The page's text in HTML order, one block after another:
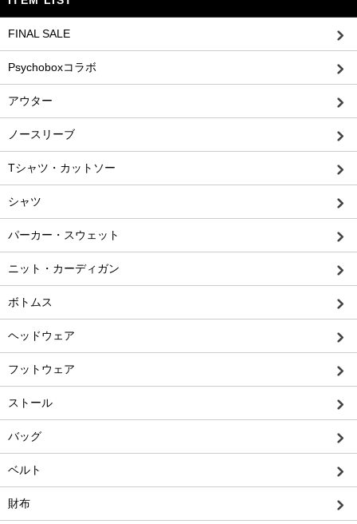
FINAL SALE
Psychoboxコラボ
アウター
ノースリーブ
Tシャツ・カットソー
シャツ
パーカー・スウェット
ニット・カーディガン
ボトムス
ヘッドウェア
フットウェア
ストール
バッグ
ベルト
財布